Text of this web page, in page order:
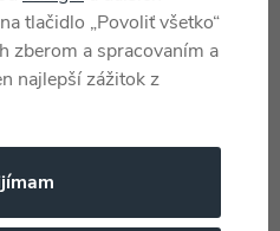
03289
Lacné hračky
tlačidlo „Povoliť všetko“
zberom a spracovaním a
najlepší zážitok z